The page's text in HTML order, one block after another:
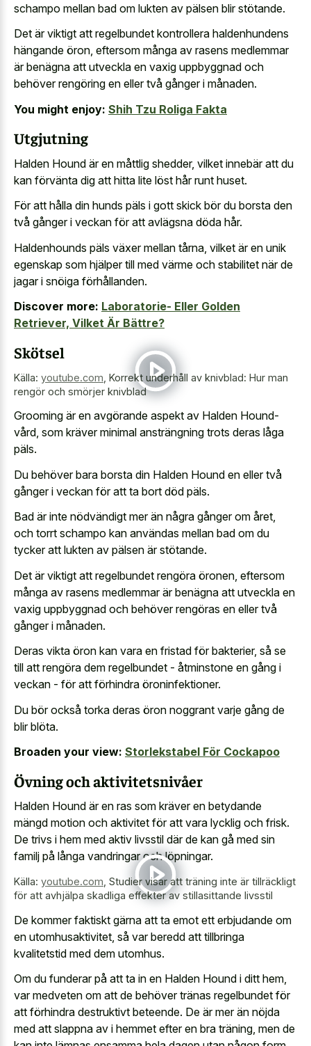
schampo mellan bad om lukten av pälsen blir stötande.
Det är viktigt att regelbundet kontrollera haldenhundens
hängande öron, eftersom många av rasens medlemmar
är benägna att utveckla en vaxig uppbyggnad och
behöver rengöring en eller två gånger i månaden.
You might enjoy: Shih Tzu Roliga Fakta
Utgjutning
Halden Hound är en måttlig shedder, vilket innebär att du
kan förvänta dig att hitta lite löst hår runt huset.
För att hålla din hunds päls i gott skick bör du borsta den
två gånger i veckan för att avlägsna döda hår.
Haldenhounds päls växer mellan tårna, vilket är en unik
egenskap som hjälper till med värme och stabilitet när de
jagar i snöiga förhållanden.
Discover more: Laboratorie- Eller Golden
Retriever, Vilket Är Bättre?
Skötsel
Källa: youtube.com Korrekt underhåll av knivblad: Hur man
rengör och smörjer knivblad
Grooming är en avgörande aspekt av Halden Hound-
vård, som kräver minimal ansträngning trots deras låga
päls.
Du behöver bara borsta din Halden Hound en eller två
gånger i veckan för att ta bort död päls.
Bad är inte nödvändigt mer än några gånger om året,
och torrt schampo kan användas mellan bad om du
tycker att lukten av pälsen är stötande.
Det är viktigt att regelbundet rengöra öronen, eftersom
många av rasens medlemmar är benägna att utveckla en
vaxig uppbyggnad och behöver rengöras en eller två
gånger i månaden.
Deras vikta öron kan vara en fristad för bakterier, så se
till att rengöra dem regelbundet - åtminstone en gång i
veckan - för att förhindra öroninfektioner.
Du bör också torka deras öron noggrant varje gång de
blir blöta.
Broaden your view: Storlekstabel För Cockapoo
Övning och aktivitetsnivåer
Halden Hound är en ras som kräver en betydande
mängd motion och aktivitet för att vara lycklig och frisk.
De trivs i hem med aktiv livsstil där de kan gå med sin
familj på långa vandringar och löpningar.
Källa: youtube.com Studier visar att träning inte är tillräckligt
för att avhjälpa skadliga effekter av stillasittande livsstil
De kommer faktiskt gärna att ta emot ett erbjudande om
en utomhusaktivitet, så var beredd att tillbringa
kvalitetstid med dem utomhus.
Om du funderar på att ta in en Halden Hound i ditt hem,
var medveten om att de behöver tränas regelbundet för
att förhindra destruktivt beteende. De är mer än nöjda
med att slappna av i hemmet efter en bra träning, men de